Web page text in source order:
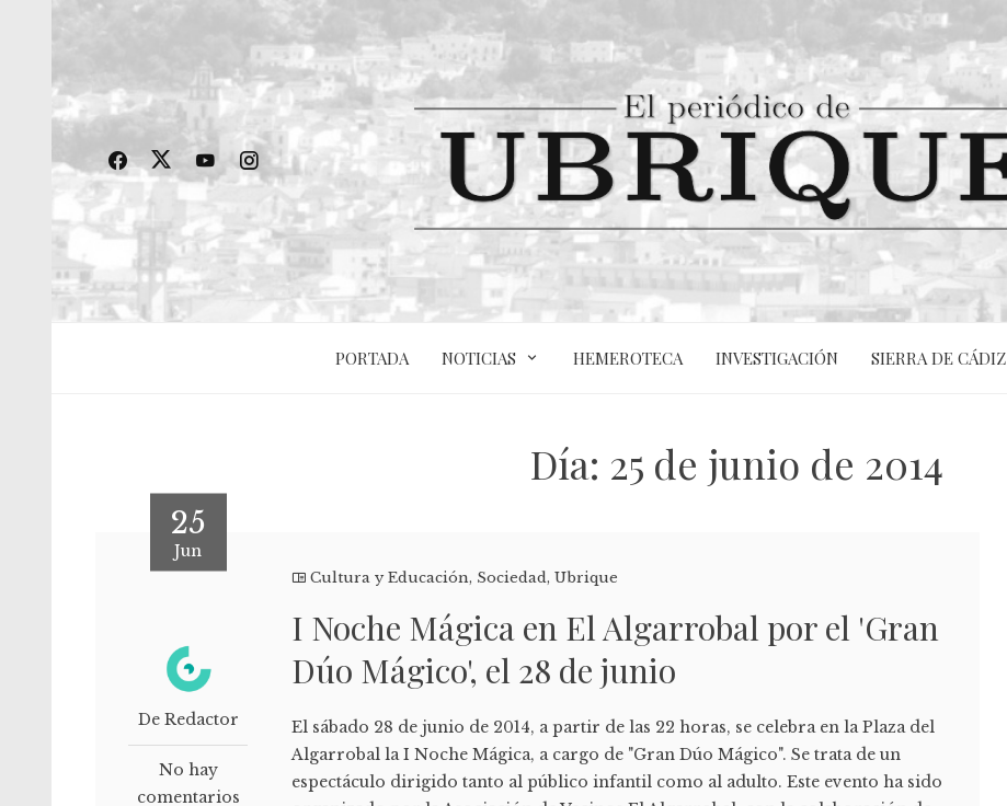
PORTADA NOTICIAS HEMEROTECA INVESTIGACIÓN SIERRA DE CÁDIZ
Día: 25 de junio de 2014
25
Jun
De Redactor
No hay
comentarios
Cultura y Educación, Sociedad,Ubrique
I Noche Mágica en El Algarrobal por el 'Gran
Dúo Mágico', el 28 de junio
El sábado 28 de junio de 2014, a partir de las 22 horas, se celebra en la Plaza del
Algarrobal la I Noche Mágica, a cargo de "Gran Dúo Mágico". Se trata de un
espectáculo dirigido tanto al público infantil como al adulto. Este evento ha sido